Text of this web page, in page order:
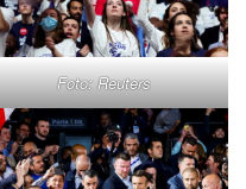
Foto: Reuters